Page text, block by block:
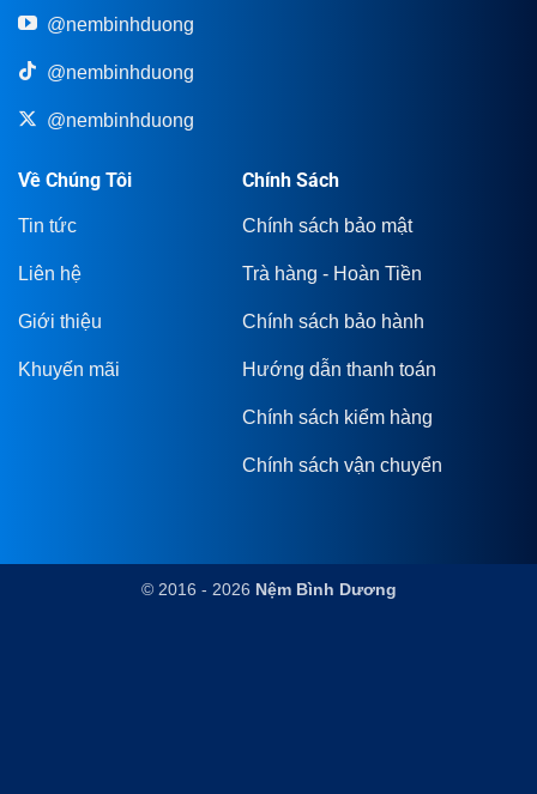
@nembinhduong
@nembinhduong
@nembinhduong
Về Chúng Tôi
Tin tức
Liên hệ
Giới thiệu
Khuyến mãi
Chính Sách
Chính sách bảo mật
Trà hàng - Hoàn Tiền
Chính sách bảo hành
Hướng dẫn thanh toán
Chính sách kiểm hàng
Chính sách vận chuyển
© 2016 - 2026 Nệm Bình Dương